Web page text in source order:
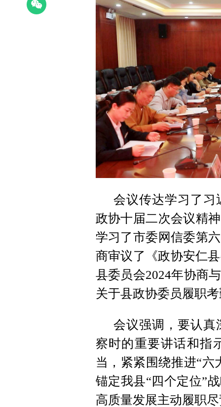
会议传达学习了习
政协十届二次会议精
学习了市委网信委第
商审议了《政协安仁
县委员会2024年协商
关于县政协委员履职
会议强调，要认真
察时的重要讲话和指
当，紧紧围绕推进“六
锚定我县“四个定位”
高质量发展主动履职